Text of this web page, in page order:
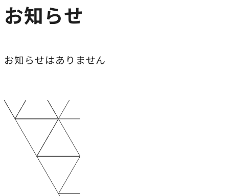
お知らせ
お知らせはありません